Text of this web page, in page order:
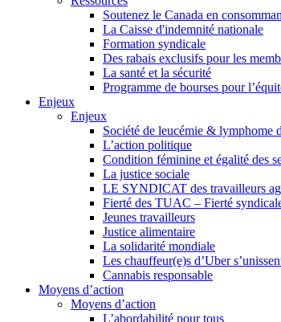
Soutenez le Canada en
La Caisse d'indemnité nationale
Formation syndicale
Des rabais exclusifs pour les
La santé et la sécurité
Programme de bourses pour
Enjeux
Enjeux
Société de leucémie & lymphome
L’action politique
Condition féminine et égalité des
La justice sociale
LE SYNDICAT des travailleurs
Fierté des TUAC – Fierté
Jeunes travailleurs
Justice alimentaire
La solidarité mondiale
Les chauffeur(e)s d’Uber
Cannabis responsable
Moyens d’action
Moyens d’action
L’abordabilité pour tous